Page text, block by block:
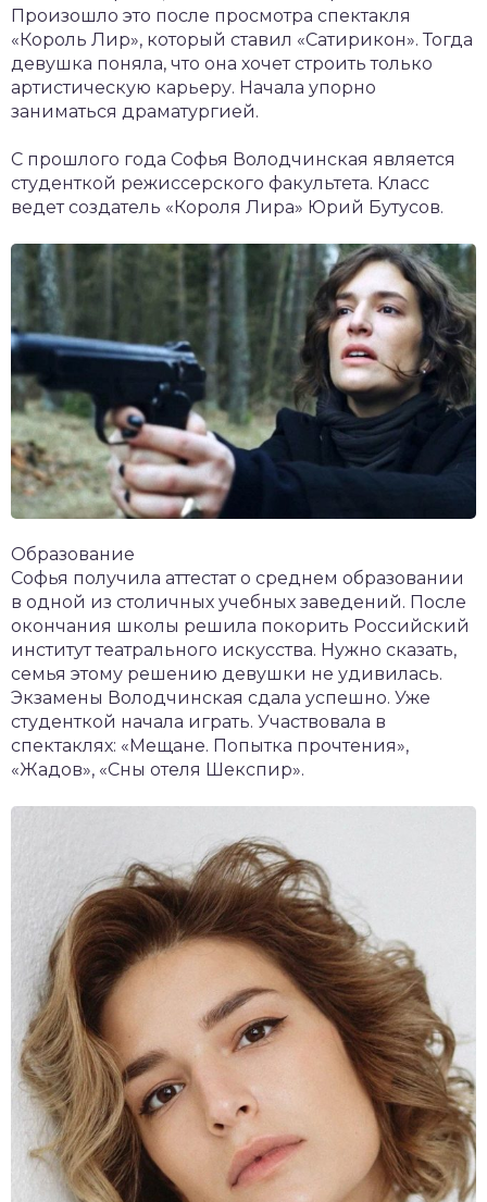
Произошло это после просмотра спектакля
«Король Лир», который ставил «Сатирикон». Тогда
девушка поняла, что она хочет строить только
артистическую карьеру. Начала упорно
заниматься драматургией.
С прошлого года Софья Володчинская является
студенткой режиссерского факультета. Класс
ведет создатель «Короля Лира» Юрий Бутусов.
Образование
Софья получила аттестат о среднем образовании
в одной из столичных учебных заведений. После
окончания школы решила покорить Российский
институт театрального искусства. Нужно сказать,
семья этому решению девушки не удивилась.
Экзамены Володчинская сдала успешно. Уже
студенткой начала играть. Участвовала в
спектаклях: «Мещане. Попытка прочтения»,
«Жадов», «Сны отеля Шекспир».